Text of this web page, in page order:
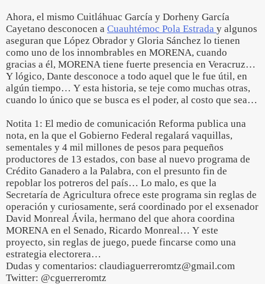
Ahora, el mismo Cuitláhuac García y Dorheny García
Cayetano desconocen a Cuauhtémoc Pola Estrada y algunos
aseguran que López Obrador y Gloria Sánchez lo tienen
como uno de los innombrables en MORENA, cuando
gracias a él, MORENA tiene fuerte presencia en Veracruz…
Y lógico, Dante desconoce a todo aquel que le fue útil, en
algún tiempo… Y esta historia, se teje como muchas otras,
cuando lo único que se busca es el poder, al costo que sea…
Notita 1: El medio de comunicación Reforma publica una
nota, en la que el Gobierno Federal regalará vaquillas,
sementales y 4 mil millones de pesos para pequeños
productores de 13 estados, con base al nuevo programa de
Crédito Ganadero a la Palabra, con el presunto fin de
repoblar los potreros del país… Lo malo, es que la
Secretaría de Agricultura ofrece este programa sin reglas de
operación y curiosamente, será coordinado por el exsenador
David Monreal Ávila, hermano del que ahora coordina
MORENA en el Senado, Ricardo Monreal… Y este
proyecto, sin reglas de juego, puede fincarse como una
estrategia electorera…
Dudas y comentarios: claudiaguerreromtz@gmail.com
Twitter: @cguerreromtz